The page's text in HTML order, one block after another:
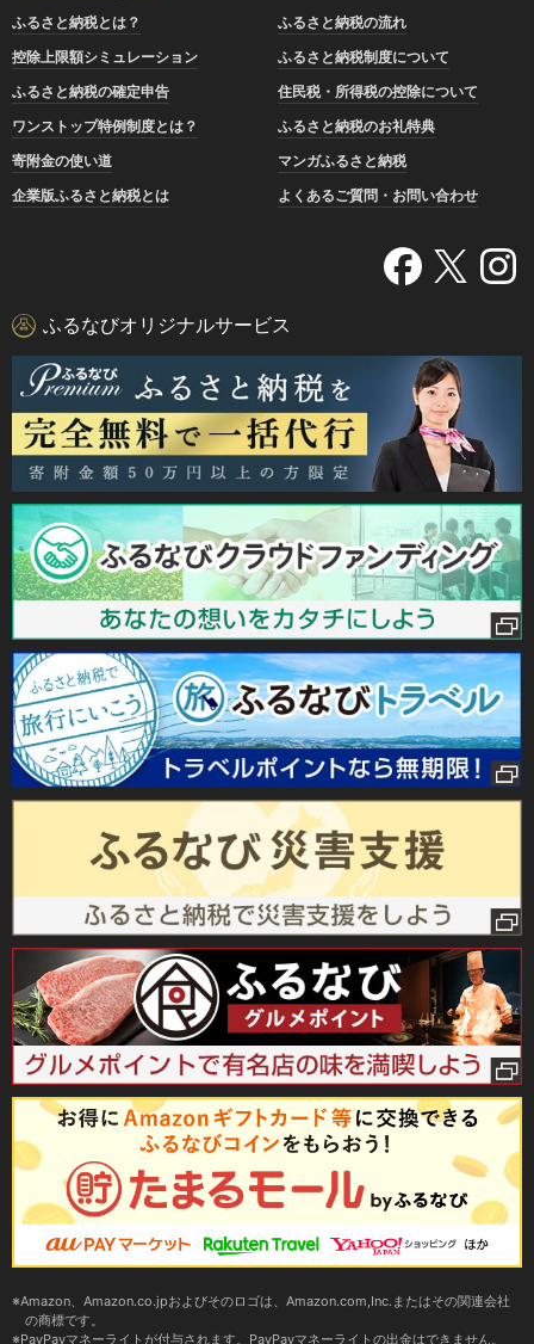
ふるさと納税とは？
ふるさと納税の流れ
控除上限額シミュレーション
ふるさと納税制度について
ふるさと納税の確定申告
住民税・所得税の控除について
ワンストップ特例制度とは？
ふるさと納税のお礼特典
寄附金の使い道
マンガふるさと納税
企業版ふるさと納税とは
よくあるご質問・お問い合わせ
ふるなびオリジナルサービス
Amazon、Amazon.co.jpおよびそのロゴは、Amazon.com,Inc.またはその関連会社
の商標です。
PayPayマネーライトが付与されます。PayPayマネーライトの出金はできません。